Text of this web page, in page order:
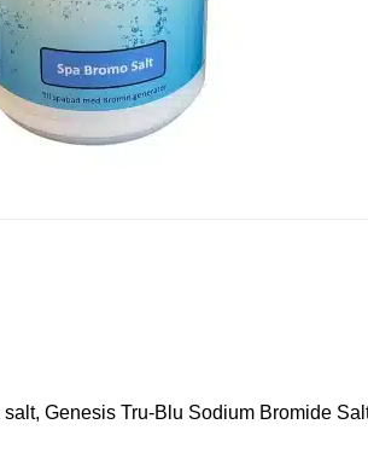
Genesis Tru-Blu Sodium Bromide